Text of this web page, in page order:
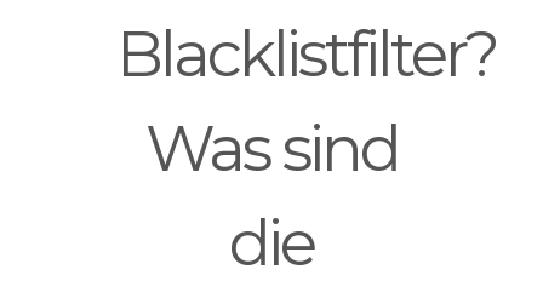
Blacklistfilter?
Was sind
die